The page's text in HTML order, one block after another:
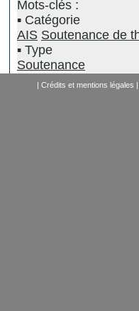
Mots-clés :
Catégorie
AIS Soutenance de
Type
Soutenance
| Crédits et mentions légales